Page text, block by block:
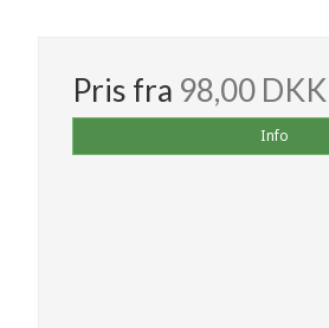
Pris fra 98,00 DKK
Info